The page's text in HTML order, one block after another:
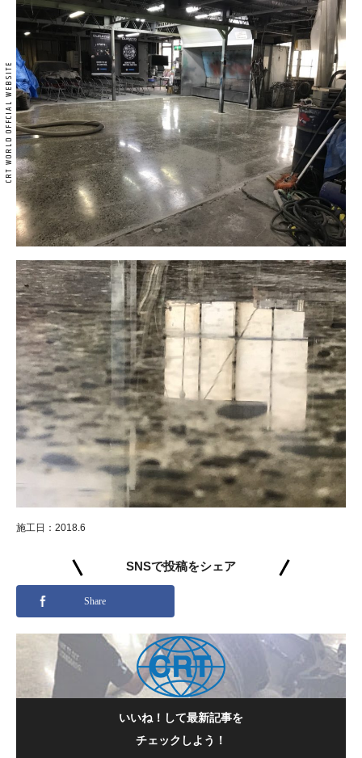
施工日：2018.6
SNSで投稿をシェア
Share
いいね！して最新記事を
チェックしよう！